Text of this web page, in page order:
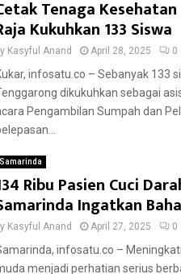
Tenaga
Kukuhkan 133 Siswa
Kasyful Anand April 28, 2025 0
infosatu.co – Sebanyak 133
dikukuhkan sebagai
Pengambilan Sumpah dan
Samarinda
Ribu Pasien Cuci
Ingatkan
Kasyful Anand April 27, 2025 0
infosatu.co –
menjadi perhatian serius